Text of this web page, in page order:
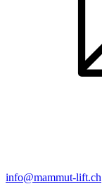
info@mammut-lift.ch